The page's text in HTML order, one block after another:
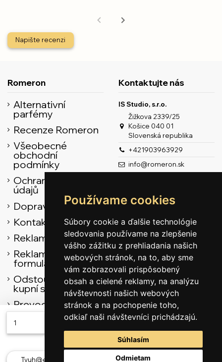
Používame cookies
Súbory cookie a ďalšie technológie
sledovania používame na zlepšenie
vášho zážitku z prehliadania našich
webových stránok, na to, aby sme
vám zobrazovali prispôsobený
obsah a cielené reklamy, na analýzu
návštevnosti našich webových
stránok a na pochopenie toho,
odkiaľ naši návštevníci prichádzajú.
Súhlasím
Odmietam
Přidat do košíku
Napište recenzi
Romeron
Alternativní
parfémy
Recenze Romeron
Všeobecné
obchodní
podmínky
Ochrana osobních
údajů
Doprava
Kontaktní údaje
Reklamační řád
Reklamačný
formulár
Odstoupení od
kupní smlouvy
Prevodník
Kontaktujte nás
IS Studio, s.r.o.
Žižkova 2339/25
Košice 040 01
Slovenská republika
+421903963929
info@romeron.sk
Sledujte nás